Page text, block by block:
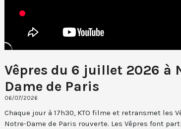
Vêpres du 6 juillet 2026 à
Dame de Paris
06/07/2026
Chaque jour à 17h30, KTO filme et retransmet les
Notre-Dame de Paris rouverte. Les Vêpres font